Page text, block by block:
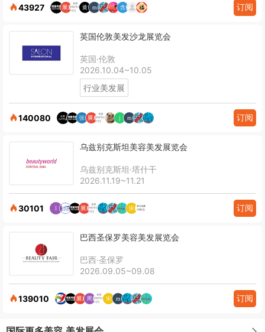
43927 订阅
英国伦敦美发沙龙展览会
英国·伦敦
2026.10.04~10.05
行业美发展
140080 订阅
乌兹别克斯坦美容美发展览会
乌兹别克斯坦·塔什干
2026.11.19~11.21
30101 订阅
巴西圣保罗美容美发展览会
巴西·圣保罗
2026.09.05~09.08
139010 订阅